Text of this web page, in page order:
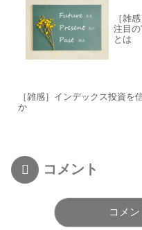
［雑
注目の
とは
［雑感］インデックス投資を
か
コメント
コメ